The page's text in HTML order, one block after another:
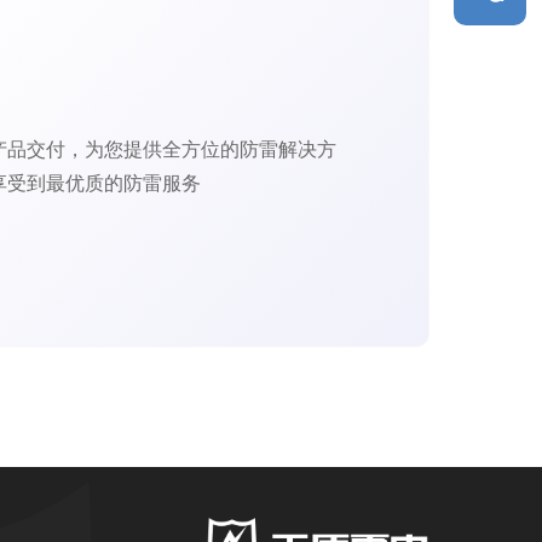
交付，为您提供全方位的防雷解决方
到最优质的防雷服务